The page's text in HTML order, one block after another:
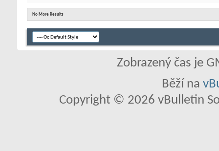
No More Results
Zobrazený čas je
Běží na
Copyright © 2026 vBulletin